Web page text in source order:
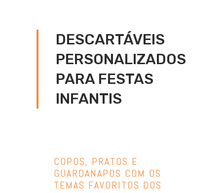
DESCARTÁVEIS
PERSONALIZADOS
PARA FESTAS
INFANTIS
COPOS, PRATOS E
GUARDANAPOS COM OS
TEMAS FAVORITOS DOS